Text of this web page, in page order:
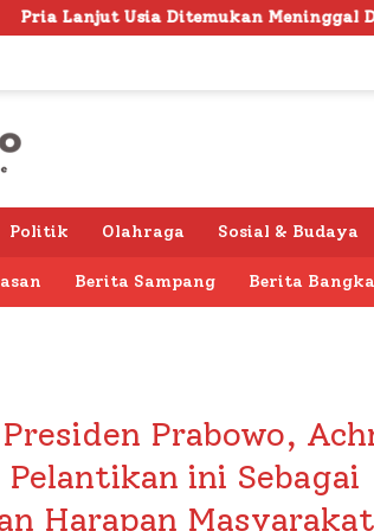
Meninggal Dunia di Gapura
Politik Olahraga Sosial & Budaya
Berita Sampang Berita
Prabowo,
ini Sebagai
Harapan Masyarakat